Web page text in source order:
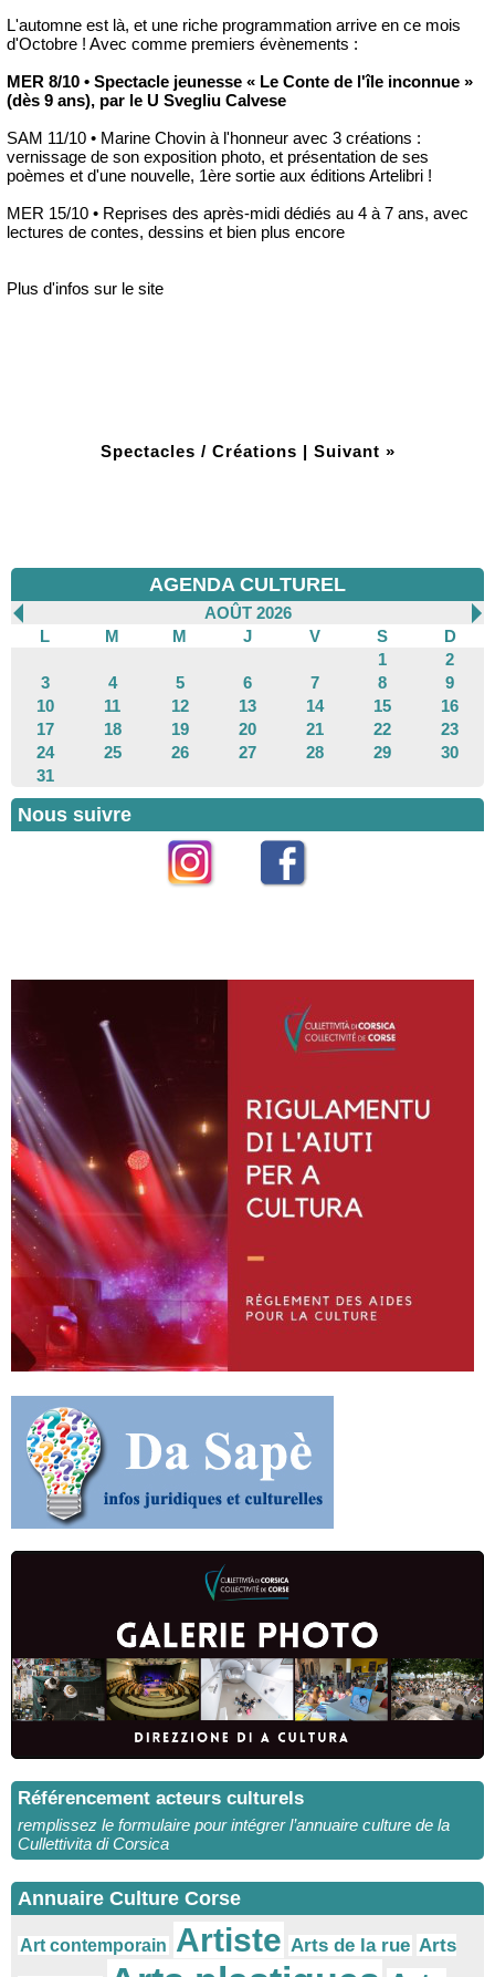
L'automne est là, et une riche programmation arrive en ce mois
d'Octobre ! Avec comme premiers évènements :
MER 8/10 • Spectacle jeunesse « Le Conte de l'île inconnue »
(dès 9 ans), par le U Svegliu Calvese
SAM 11/10 • Marine Chovin à l'honneur avec 3 créations :
vernissage de son exposition photo, et présentation de ses
poèmes et d'une nouvelle, 1ère sortie aux éditions Artelibri !
MER 15/10 • Reprises des après-midi dédiés au 4 à 7 ans, avec
lectures de contes, dessins et bien plus encore
Plus d'infos sur le site
Spectacles / Créations | Suivant »
AGENDA CULTUREL
AOÛT 2026
L
M M J V S
D
1
2
3
4 5 6 7 8
9
10
11 12 13 14 15
16
17
18 19 20 21 22
23
24
25 26 27 28 29
30
31
Nous suivre
Référencement acteurs culturels
remplissez le formulaire pour intégrer l’annuaire culture de la
Cullettivita di Corsica
Annuaire Culture Corse
Art contemporain Artiste Arts de la rue Arts